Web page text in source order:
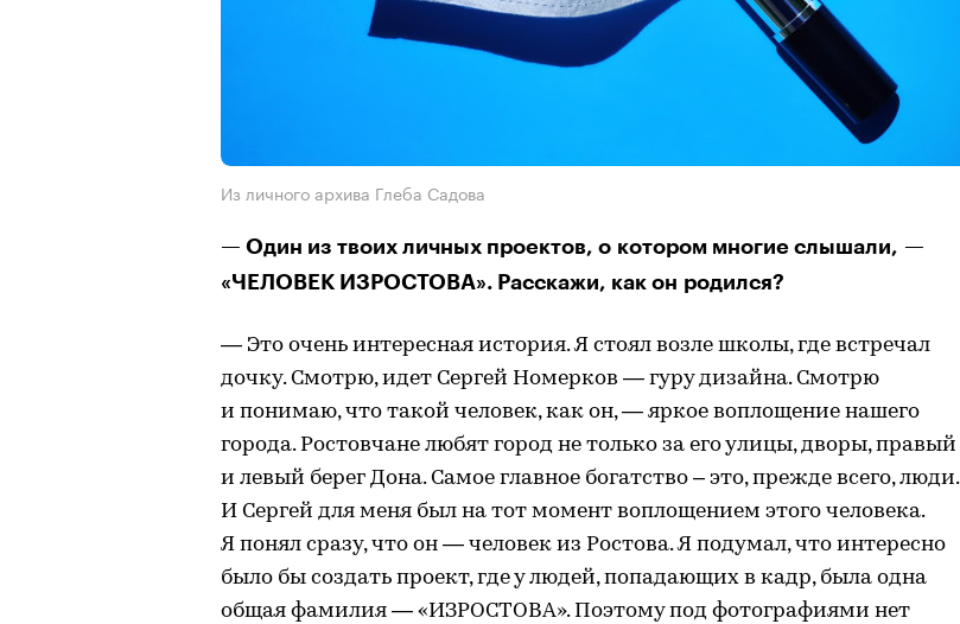
Из личного архива Глеба Садова
— Один из твоих личных проектов, о котором многие слышали, —
«ЧЕЛОВЕК ИЗРОСТОВА». Расскажи, как он родился?
— Это очень интересная история. Я стоял возле школы, где встречал
дочку. Смотрю, идет Сергей Номерков — гуру дизайна. Смотрю
и понимаю, что такой человек, как он, — яркое воплощение нашего
города. Ростовчане любят город не только за его улицы, дворы, правый
и левый берег Дона. Самое главное богатство – это, прежде всего, люди.
И Сергей для меня был на тот момент воплощением этого человека.
Я понял сразу, что он — человек из Ростова. Я подумал, что интересно
было бы создать проект, где у людей, попадающих в кадр, была одна
общая фамилия — «ИЗРОСТОВА». Поэтому под фотографиями нет